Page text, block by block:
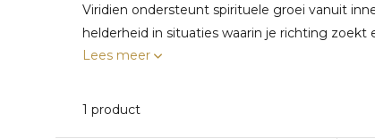
Viridien ondersteunt spirituele groei vanuit
helderheid in situaties waarin je richting
Lees meer
1 product